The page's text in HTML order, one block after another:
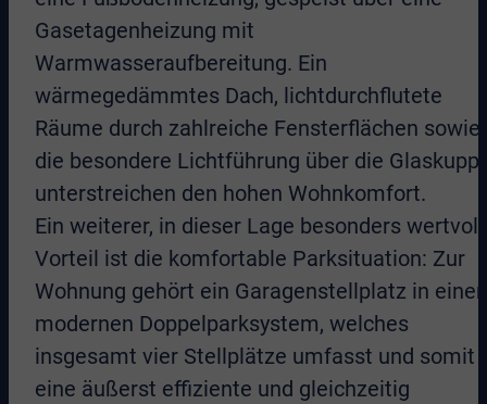
Gasetagenheizung mit
Warmwasseraufbereitung. Ein
wärmegedämmtes Dach, lichtdurchflutete
Räume durch zahlreiche Fensterflächen sowie
die besondere Lichtführung über die
unterstreichen den hohen Wohnkomfort.
Ein weiterer, in dieser Lage besonders
Vorteil ist die komfortable Parksituation: Zur
Wohnung gehört ein Garagenstellplatz in
modernen Doppelparksystem, welches
insgesamt vier Stellplätze umfasst und somit
eine äußerst effiziente und gleichzeitig